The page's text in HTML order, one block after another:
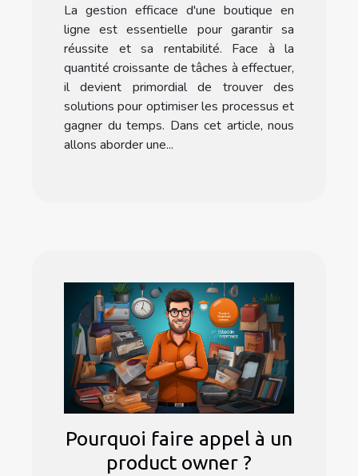
secrets d'un nettoyage
efficace sur Prestashop
La gestion efficace d'une boutique en
ligne est essentielle pour garantir sa
réussite et sa rentabilité. Face à la
quantité croissante de tâches à effectuer,
il devient primordial de trouver des
solutions pour optimiser les processus et
gagner du temps. Dans cet article, nous
allons aborder une...
Pourquoi faire appel à un
product owner ?